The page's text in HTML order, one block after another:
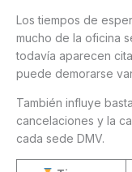
Los tiempos de
mucho de la oficina
todavía aparecen
puede demorarse
También influye
cancelaciones y la
cada sede DMV.